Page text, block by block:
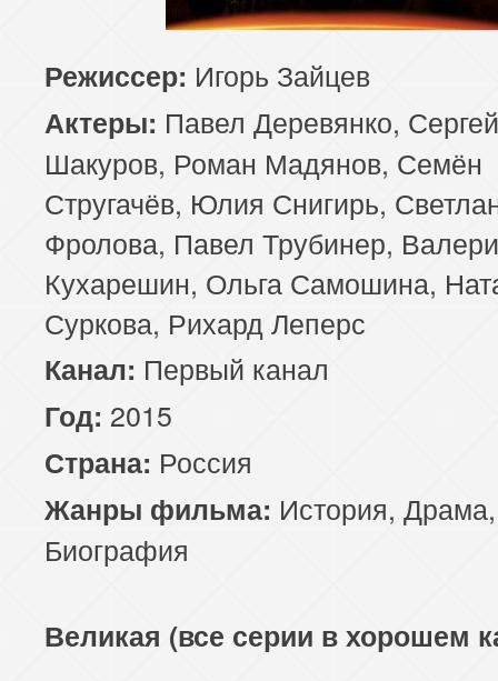
Режиссер: Игорь Зайцев
Актеры: Павел Деревянко, Сергей
Шакуров, Роман Мадянов, Семён
Стругачёв, Юлия Снигирь,
Фролова, Павел Трубинер,
Кухарешин, Ольга Самошина,
Суркова, Рихард Леперс
Канал: Первый канал
Год: 2015
Страна: Россия
Жанры фильма: История, Драма,
Биография
Великая (все серии в хорошем